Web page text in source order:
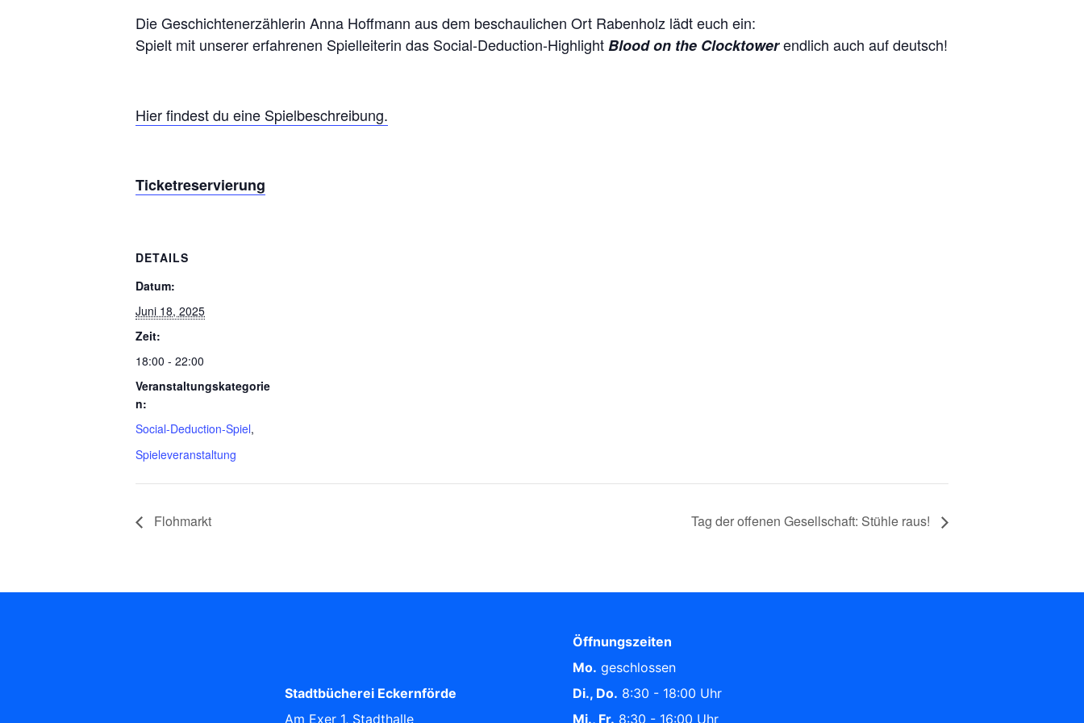
Die Geschichtenerzählerin Anna Hoffmann aus dem beschaulichen Ort Rabenholz lädt euch ein:
Spielt mit unserer erfahrenen Spielleiterin das Social-Deduction-HighlightBlood on the Clocktowerendlich auch auf deutsch!
Hier findest du eine Spielbeschreibung.
Ticketreservierung
DETAILS
Datum:
Juni 18, 2025
Zeit:
18:00 - 22:00
Veranstaltungskategorie
n:
Social-Deduction-Spiel,
Spieleveranstaltung
Flohmarkt Tag der offenen Gesellschaft: Stühle raus!
Stadtbücherei Eckernförde
Am Exer 1, Stadthalle
Öffnungszeiten
Mo. geschlossen
Di., Do. 8:30 - 18:00 Uhr
Mi., Fr. 8:30 - 16:00 Uhr